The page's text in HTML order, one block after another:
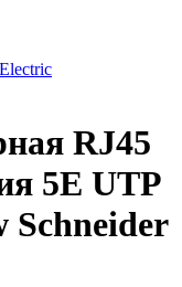
RJ45
5Е UTP
Schneider